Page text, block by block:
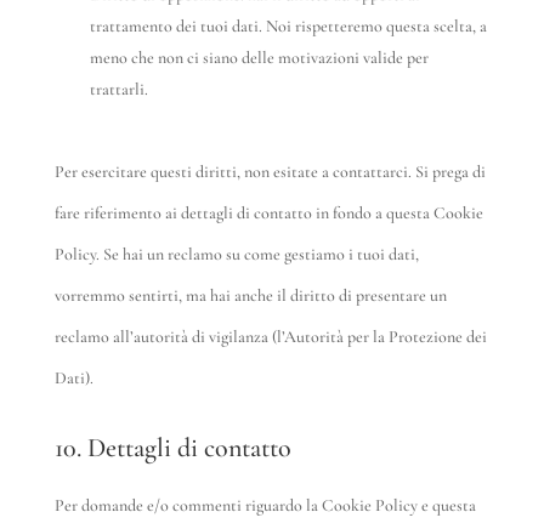
trattamento dei tuoi dati. Noi rispetteremo questa scelta, a
meno che non ci siano delle motivazioni valide per
trattarli.
Per esercitare questi diritti, non esitate a contattarci. Si prega di
fare riferimento ai dettagli di contatto in fondo a questa Cookie
Policy. Se hai un reclamo su come gestiamo i tuoi dati,
vorremmo sentirti, ma hai anche il diritto di presentare un
reclamo all’autorità di vigilanza (l’Autorità per la Protezione dei
Dati).
10. Dettagli di contatto
Per domande e/o commenti riguardo la Cookie Policy e questa